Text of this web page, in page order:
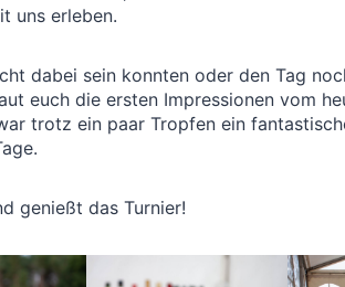
uns erleben.
dabei sein konnten oder den Tag
euch die ersten Impressionen vom
trotz ein paar Tropfen ein
genießt das Turnier!